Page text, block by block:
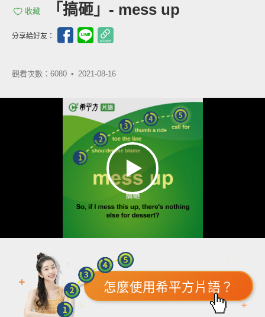
收藏 「搞砸」- mess up
分享給好友：
觀看次數：6080 • 2021-08-16
怎麼使用希平方片語？